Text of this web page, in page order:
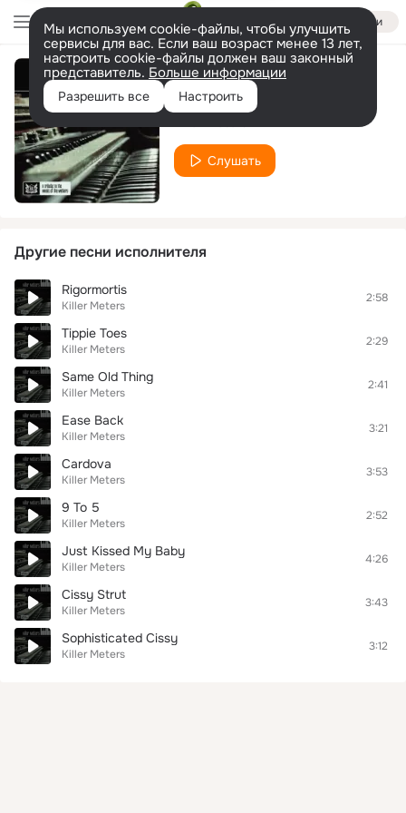
Войти
Мы используем cookie-файлы, чтобы улучшить
сервисы для вас. Если ваш возраст менее 13 лет,
настроить cookie-файлы должен ваш законный
представитель. Больше информации
Разрешить все Настроить
Handclapping Song
Слушать
Другие песни исполнителя
Rigormortis
Killer Meters
2:58
Tippie Toes
Killer Meters
2:29
Same Old Thing
Killer Meters
2:41
Ease Back
Killer Meters
3:21
Cardova
Killer Meters
3:53
9 To 5
Killer Meters
2:52
Just Kissed My Baby
Killer Meters
4:26
Cissy Strut
Killer Meters
3:43
Sophisticated Cissy
Killer Meters
3:12